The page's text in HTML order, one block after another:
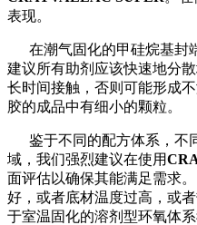
表现。
在潮气固化的甲硅烷基封
建议所有助剂应该快速地分
长时间接触，否则可能形成
胶的成品中有细小的颗粒。
鉴于不同的配方体系，不
域，我们强烈建议在使用
面评估以确保其能满足需求
好，或者底材温度过高，或
于室温固化的溶剂型环氧体